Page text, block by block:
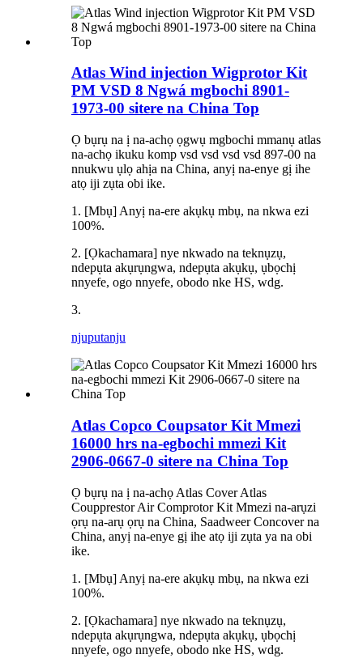
Atlas Wind injection Wigprotor Kit
PM VSD 8 Ngwá mgbochi 8901-
1973-00 sitere na China Top
Ọ bụrụ na ị na-achọ ọgwụ mgbochi mmanụ atlas
na-achọ ikuku komp vsd vsd vsd vsd 897-00 na
nnukwu ụlọ ahịa na China, anyị na-enye gị ihe
atọ iji zụta obi ike.
1. [Mbụ] Anyị na-ere akụkụ mbụ, na nkwa ezi
100%.
2. [Ọkachamara] nye nkwado na teknụzụ,
ndepụta akụrụngwa, ndepụta akụkụ, ụbọchị
nnyefe, ogo nnyefe, obodo nke HS, wdg.
3.
njuputanju
Atlas Copco Coupsator Kit Mmezi
16000 hrs na-egbochi mmezi Kit
2906-0667-0 sitere na China Top
Ọ bụrụ na ị na-achọ Atlas Cover Atlas
Coupprestor Air Comprotor Kit Mmezi na-arụzi
ọrụ na-arụ ọrụ na China, Saadweer Concover na
China, anyị na-enye gị ihe atọ iji zụta ya na obi
ike.
1. [Mbụ] Anyị na-ere akụkụ mbụ, na nkwa ezi
100%.
2. [Ọkachamara] nye nkwado na teknụzụ,
ndepụta akụrụngwa, ndepụta akụkụ, ụbọchị
nnyefe, ogo nnyefe, obodo nke HS, wdg.